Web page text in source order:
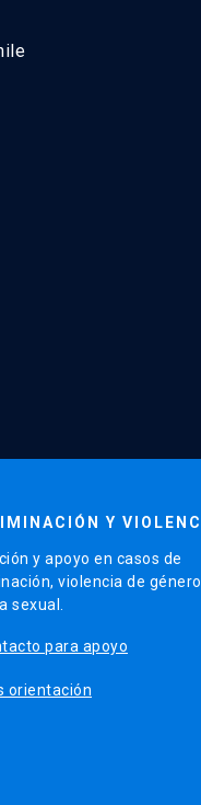
Y
y apoyo en casos de
violencia de
sexual.
para apoyo
orientación